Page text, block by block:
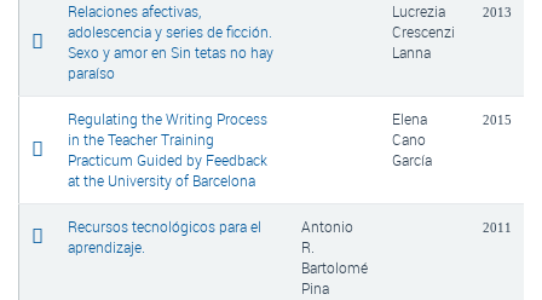
Relaciones afectivas,
adolescencia y series de ficción.
Sexo y amor en Sin tetas no hay
paraíso
Lucrezia
Crescenzi
Lanna
2013
Regulating the Writing Process
in the Teacher Training
Practicum Guided by Feedback
at the University of Barcelona
Elena
Cano
García
2015
Recursos tecnológicos para el
aprendizaje.
Antonio
R.
Bartolomé
Pina
2011